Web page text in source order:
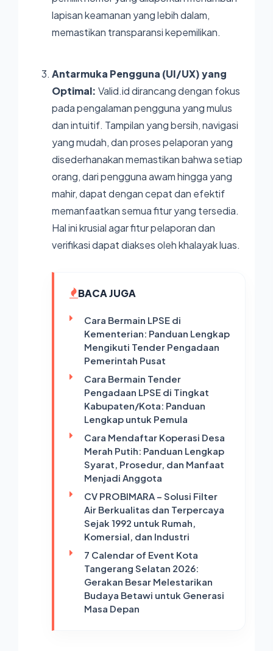
lapisan keamanan yang lebih dalam,
memastikan transparansi kepemilikan.
Antarmuka Pengguna (UI/UX) yang
Optimal: Valid.iddirancang dengan fokus
pada pengalaman pengguna yang mulus
dan intuitif. Tampilan yang bersih, navigasi
yang mudah, dan proses pelaporan yang
disederhanakan memastikan bahwa setiap
orang, dari pengguna awam hingga yang
mahir, dapat dengan cepat dan efektif
memanfaatkan semua fitur yang tersedia.
Hal ini krusial agar fitur pelaporan dan
verifikasi dapat diakses oleh khalayak luas.
BACA JUGA
Cara Bermain LPSE di
Kementerian: Panduan Lengkap
Mengikuti Tender Pengadaan
Pemerintah Pusat
Cara Bermain Tender
Pengadaan LPSE di Tingkat
Kabupaten/Kota: Panduan
Lengkap untuk Pemula
Cara Mendaftar Koperasi Desa
Merah Putih: Panduan Lengkap
Syarat, Prosedur, dan Manfaat
Menjadi Anggota
CV PROBIMARA – Solusi Filter
Air Berkualitas dan Terpercaya
Sejak 1992 untuk Rumah,
Komersial, dan Industri
7 Calendar of Event Kota
Tangerang Selatan 2026:
Gerakan Besar Melestarikan
Budaya Betawi untuk Generasi
Masa Depan